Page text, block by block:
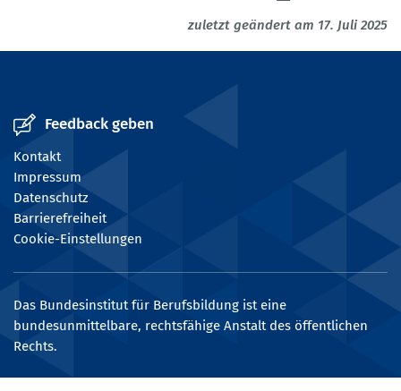
zuletzt geändert am 17. Juli 2025
Feedback geben
Kontakt
Impressum
Datenschutz
Barrierefreiheit
Cookie-Einstellungen
Das Bundesinstitut für Berufsbildung ist eine
bundesunmittelbare, rechtsfähige Anstalt des öffentlichen
Rechts.